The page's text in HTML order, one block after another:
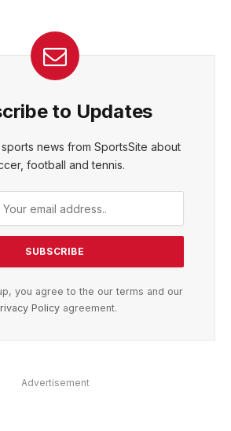
to Updates
news from SportsSite about
football and tennis.
you agree to the our terms and our
Policyagreement.
Advertisement